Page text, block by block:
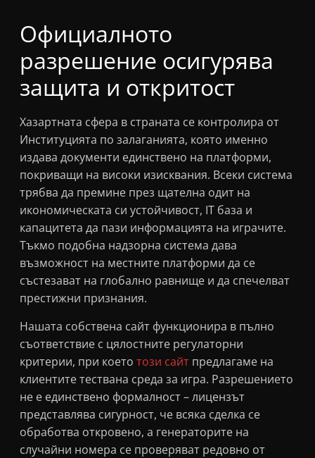
Официалното
разрешение осигурява
защита и откритост
Хазартната сфера в страната се контролира от
Институцията по залаганията, която именно
издава документи единствено на платформи,
покриващи на високи изисквания. Всеки система
трябва да преминe през щателна одит на
икономическата си устойчивост, IT база и
капацитета да пази информацията на играчите.
Тъкмо подобна надзорна система дава
възможност на местните платформи да се
състезават на глобално равнище и да спечелват
престижни признания.
Нашата собствена сайт функционира в пълно
съответствие с цялостните регулаторни
критерии, при коетотози сайт предлагаме на
клиентите тествана среда за игра. Разрешението
не е единствено формалност – лицензът
представлява сигурност, че всяка сделка се
обработва откровено, а генераторите на
случайни номера се проверяват редовно от